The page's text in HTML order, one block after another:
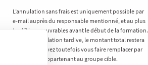
L’annulation sans frais est uniquement possible par
e-mail auprès du responsable mentionné, et au plus
tard 7 jours ouvrables avant le début de la formation.
En cas d’annulation tardive, le montant total restera
dû. Vous pouvez toutefois vous faire remplacer par
un collègue appartenant au groupe cible.